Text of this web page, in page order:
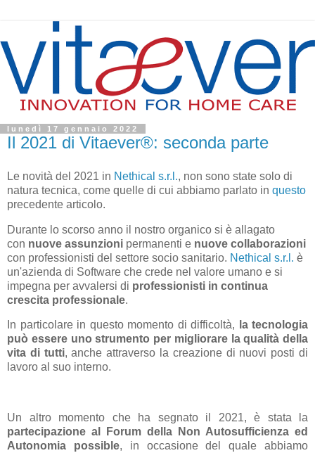
lunedì 17 gennaio 2022
Il 2021 di Vitaever®: seconda parte
Le novità del 2021 in Nethical s.r.l., non sono state solo di
natura tecnica, come quelle di cui abbiamo parlato in questo
precedente articolo.
Durante lo scorso anno il nostro organico si è allagato
con nuove assunzioni permanenti e nuove collaborazioni
con professionisti del settore socio sanitario. Nethical s.r.l. è
un'azienda di Software che crede nel valore umano e si
impegna per avvalersi di professionisti in continua
crescita professionale.
In particolare in questo momento di difficoltà,
la tecnologia
può essere uno strumento per migliorare la qualità della
vita di tutti, anche attraverso la creazione di nuovi posti di
lavoro al suo interno.
Un altro momento che ha segnato il 2021, è stata la
partecipazione al Forum della Non Autosufficienza ed
Autonomia possible, in occasione del quale abbiamo